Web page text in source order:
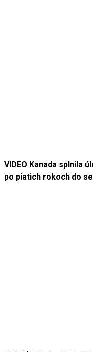
VIDEO Kanada splnila
po piatich rokoch do